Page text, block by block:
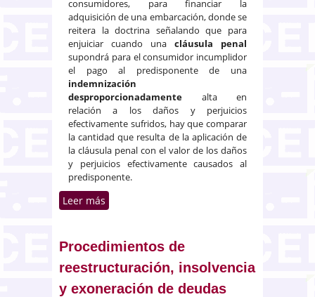
consumidores, para financiar la
adquisición de una embarcación, donde se
reitera la doctrina señalando que para
enjuiciar cuando una cláusula penal
supondrá para el consumidor incumplidor
el pago al predisponente de una
indemnización
desproporcionadamente alta en
relación a los daños y perjuicios
efectivamente sufridos, hay que comparar
la cantidad que resulta de la aplicación de
la cláusula penal con el valor de los daños
y perjuicios efectivamente causados al
predisponente.
Leer más
Procedimientos de
reestructuración, insolvencia
y exoneración de deudas